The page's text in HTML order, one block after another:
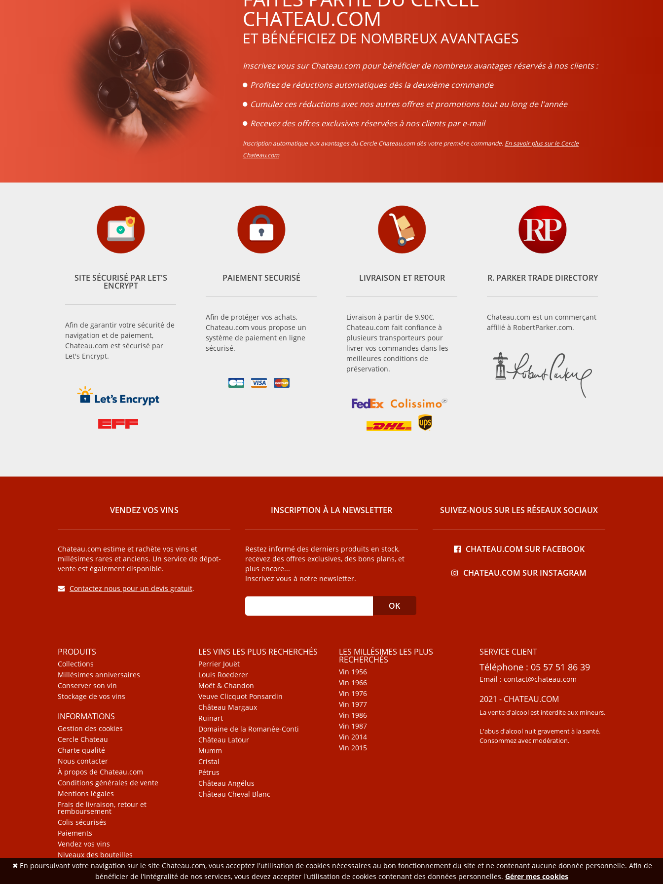
CHATEAU.COM
ET BÉNÉFICIEZ DE NOMBREUX AVANTAGES
Inscrivez vous sur Chateau.com pour bénéficier de nombreux avantages réservés à nos clients :
Profitez de réductions automatiques dès la deuxième commande
Cumulez ces réductions avec nos autres offres et promotions tout au long de l'année
Recevez des offres exclusives réservées à nos clients par e-mail
Inscription automatique aux avantages du Cercle Chateau.com dès votre première commande. En savoir plus sur le Cercle
Chateau.com
SITE SÉCURISÉ PAR LET'S
ENCRYPT
Afin de garantir votre sécurité de
navigation et de paiement,
Chateau.com est sécurisé par
Let's Encrypt.
PAIEMENT SECURISÉ
Afin de protéger vos achats,
Chateau.com vous propose un
système de paiement en ligne
sécurisé.
LIVRAISON ET RETOUR
Livraison à partir de 9.90€.
Chateau.com fait confiance à
plusieurs transporteurs pour
livrer vos commandes dans les
meilleures conditions de
préservation.
R. PARKER TRADE DIRECTORY
Chateau.com est un commerçant
affilié à RobertParker.com.
VENDEZ VOS VINS
Chateau.com estime et rachète vos vins et
millésimes rares et anciens. Un service de dépot-
vente est également disponible.
Contactez nous pour un devis gratuit.
INSCRIPTION À LA NEWSLETTER
Restez informé des derniers produits en stock,
recevez des offres exclusives, des bons plans, et
plus encore...
Inscrivez vous à notre newsletter.
SUIVEZ-NOUS SUR LES RÉSEAUX SOCIAUX
CHATEAU.COM SUR FACEBOOK
CHATEAU.COM SUR INSTAGRAM
PRODUITS
Collections
Millésimes anniversaires
Conserver son vin
Stockage de vos vins
INFORMATIONS
Gestion des cookies
Cercle Chateau
Charte qualité
Nous contacter
À propos de Chateau.com
Conditions générales de vente
Mentions légales
Frais de livraison, retour et
remboursement
Colis sécurisés
Paiements
Vendez vos vins
Niveaux des bouteilles
LES VINS LES PLUS RECHERCHÉS
Perrier Jouët
Louis Roederer
Moët & Chandon
Veuve Clicquot Ponsardin
Château Margaux
Ruinart
Domaine de la Romanée-Conti
Château Latour
Mumm
Cristal
Pétrus
Château Angélus
Château Cheval Blanc
LES MILLÉSIMES LES PLUS
RECHERCHÉS
Vin 1956
Vin 1966
Vin 1976
Vin 1977
Vin 1986
Vin 1987
Vin 2014
Vin 2015
SERVICE CLIENT
Téléphone : 05 57 51 86 39
Email : contact@chateau.com
2021 - CHATEAU.COM
La vente d'alcool est interdite aux mineurs.
L'abus d'alcool nuit gravement à la santé.
Consommez avec modération.
✖ En poursuivant votre navigation sur le site Chateau.com, vous acceptez l'utilisation de cookies nécessaires au bon fonctionnement du site et ne contenant aucune donnée personnelle. Afin de
bénéficier de l'intégralité de nos services, vous devez accepter l'utilisation de cookies contenant des données personnelles. Gérer mes cookies